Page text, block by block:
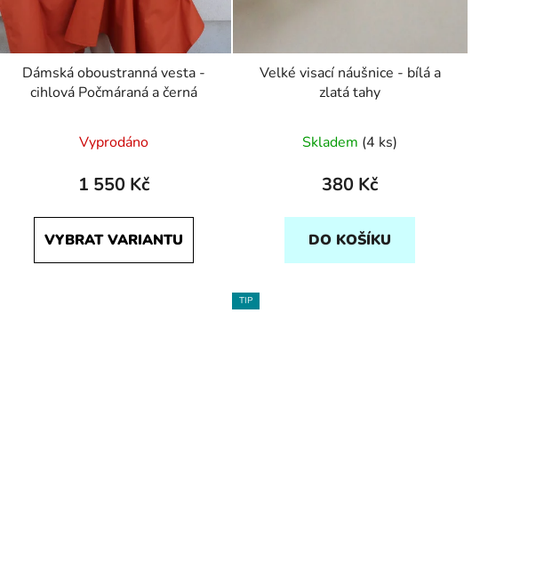
Dámská oboustranná vesta -
cihlová Počmáraná a černá
Vyprodáno
1 550 Kč
VYBRAT VARIANTU
Velké visací náušnice - bílá a
zlatá tahy
Skladem (4 ks)
380 Kč
DO KOŠÍKU
TIP